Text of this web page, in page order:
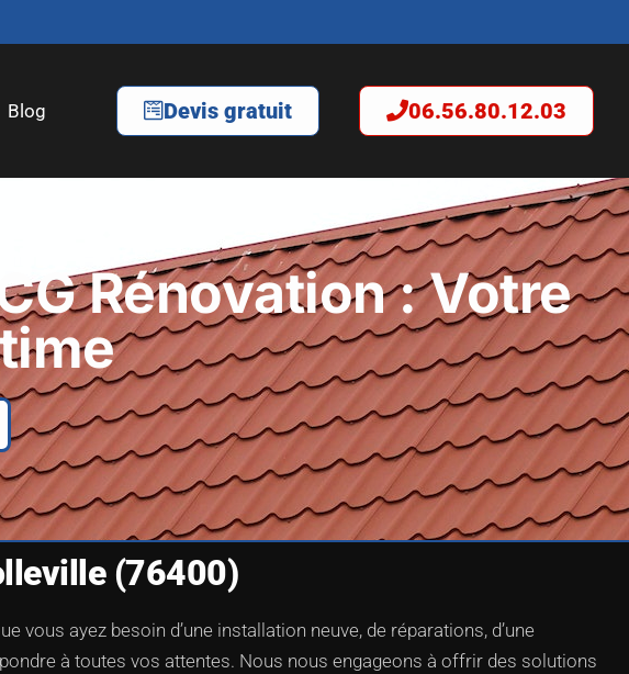
Blog Devis gratuit 06.56.80.12.03
Rénovation : Votre
(76400)
ayez besoin d’une installation neuve, de réparations, d’une
à toutes vos attentes. Nous nous engageons à offrir des solutions